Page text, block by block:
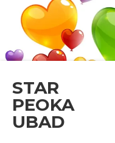
STAR
PEOKA
UBAD